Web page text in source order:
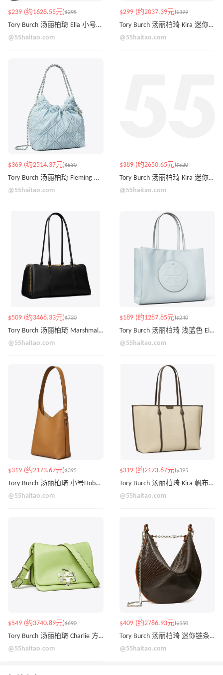
$239 (约1628.55元)$295
Tory Burch 汤丽柏琦 Ella 小号抽绳单肩包
@55haitao.com
$299 (约2037.39元)$399
Tory Burch 汤丽柏琦 Kira 迷你云朵包
@55haitao.com
$369 (约2514.37元)$530
Tory Burch 汤丽柏琦 Fleming 迷你浅蓝色牛仔Hobo包
@55haitao.com
$389 (约2650.65元)$520
Tory Burch 汤丽柏琦 Kira 迷你双肩包
@55haitao.com
$509 (约3468.33元)$730
Tory Burch 汤丽柏琦 Marshmallow 保龄球单肩包
@55haitao.com
$189 (约1287.85元)$240
Tory Burch 汤丽柏琦 浅蓝色 Ella 小号托特包
@55haitao.com
$319 (约2173.67元)$395
Tory Burch 汤丽柏琦 小号Hobo包
@55haitao.com
$319 (约2173.67元)$395
Tory Burch 汤丽柏琦 Kira 帆布托特包
@55haitao.com
$549 (约3740.89元)$690
Tory Burch 汤丽柏琦 Charlie 方型斜挎包
@55haitao.com
$409 (约2786.93元)$550
Tory Burch 汤丽柏琦 迷你链条气球包
@55haitao.com